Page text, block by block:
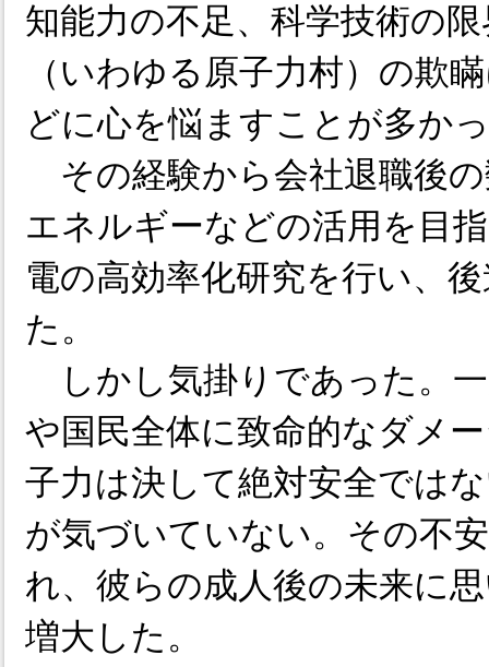
知能力の不足、科学技術の
（いわゆる原子力村）の欺
どに心を悩ますことが多か
その経験から会社退職後
エネルギーなどの活用を目
電の高効率化研究を行い、
た。
しかし気掛りであった。
や国民全体に致命的なダメ
子力は決して絶対安全では
が気づいていない。その不
れ、彼らの成人後の未来に
増大した。